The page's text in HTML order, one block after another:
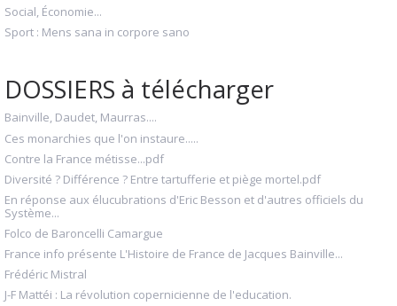
Social, Économie...
Sport : Mens sana in corpore sano
DOSSIERS à télécharger
Bainville, Daudet, Maurras....
Ces monarchies que l'on instaure.....
Contre la France métisse...pdf
Diversité ? Différence ? Entre tartufferie et piège mortel.pdf
En réponse aux élucubrations d'Eric Besson et d'autres officiels du
Système...
Folco de Baroncelli Camargue
France info présente L'Histoire de France de Jacques Bainville...
Frédéric Mistral
J-F Mattéi : La révolution copernicienne de l'education.